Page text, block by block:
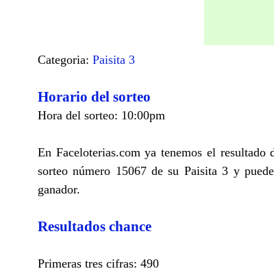
Categoria: Paisita 3
Horario del sorteo
Hora del sorteo: 10:00pm
En Faceloterias.com ya tenemos el
sorteo número 15067 de su Paisita 3 y
ganador.
Resultados chance
Primeras tres cifras: 490